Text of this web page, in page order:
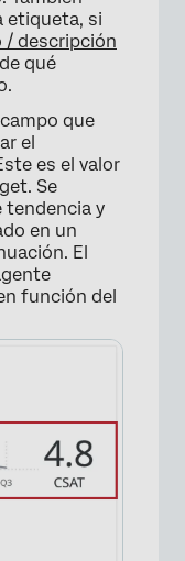
×
etiqueta, si
/ descripción
qué
que
el
es el valor
Se
tendencia y
en un
El
función del